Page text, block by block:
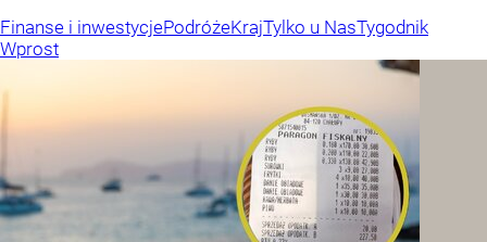
Finanse i inwestycjePodróżeKrajTylko u NasTygodnik
Wprost